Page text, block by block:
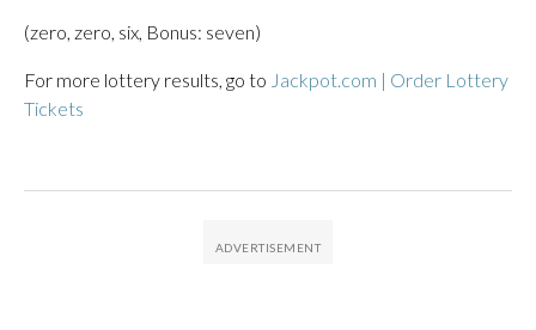
(zero, zero, six, Bonus: seven)
For more lottery results, go to Jackpot.com | Order Lottery
Tickets